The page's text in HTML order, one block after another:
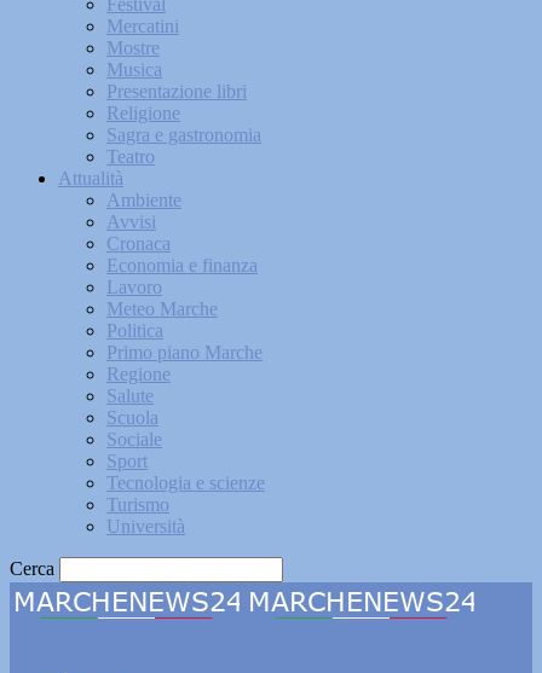
Festival
Mercatini
Mostre
Musica
Presentazione libri
Religione
Sagra e gastronomia
Teatro
Attualità
Ambiente
Avvisi
Cronaca
Economia e finanza
Lavoro
Meteo Marche
Politica
Primo piano Marche
Regione
Salute
Scuola
Sociale
Sport
Tecnologia e scienze
Turismo
Università
Cerca